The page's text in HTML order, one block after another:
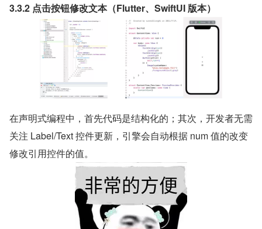
3.3.2 点击按钮修改文本（Flutter、SwiftUI 版本）
在声明式编程中，首先代码是结构化的；其次，开发者无需
关注 Label/Text 控件更新，引擎会自动根据 num 值的改变
修改引用控件的值。